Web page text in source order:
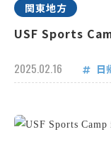
関東地方
USF Sports
2025.02.16 日